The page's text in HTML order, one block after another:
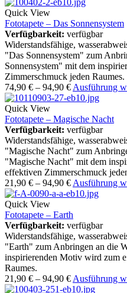
Quick View
Fototapete – Das Sonnensystem
Verfügbarkeit: verfügbar
Widerstandsfähige,
"Das Sonnensystem" zum
Sonnensystem" mit dem
Zimmerschmuck jeden Raumes.
74,90 € – 94,90 € Ausführung
Quick View
Fototapete – Magische Nacht
Verfügbarkeit: verfügbar
Widerstandsfähige,
"Magische Nacht" zum
"Magische Nacht" mit dem
effektiven Zimmerschmuck
21,90 € – 94,90 € Ausführung
Quick View
Fototapete – Earth
Verfügbarkeit: verfügbar
Widerstandsfähige,
"Earth" zum Anbringen an die
inspirierenden Motiv wird zum
Raumes.
21,90 € – 94,90 € Ausführung